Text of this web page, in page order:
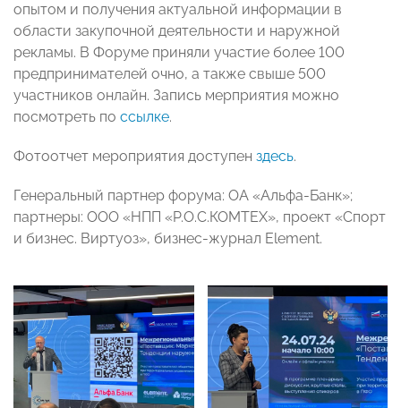
опытом и получения актуальной информации в
области закупочной деятельности и наружной
рекламы. В Форуме приняли участие более 100
предпринимателей очно, а также свыше 500
участников онлайн. Запись мерприятия можно
посмотреть по ссылке.
Фотоотчет мероприятия доступен здесь.
Генеральный партнер форума: ОА «Альфа-Банк»;
партнеры: ООО «НПП «Р.О.С.КОМТЕХ», проект «Спорт
и бизнес. Виртуоз», бизнес-журнал Element.